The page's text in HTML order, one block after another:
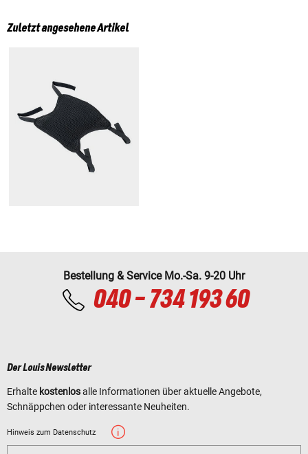
Zuletzt angesehene Artikel
Bestellung & Service Mo.-Sa. 9-20 Uhr
040 - 734 193 60
Der Louis Newsletter
Erhalte kostenlosalle Informationen über aktuelle Angebote,
Schnäppchen oder interessante Neuheiten.
Hinweis zum Datenschutz